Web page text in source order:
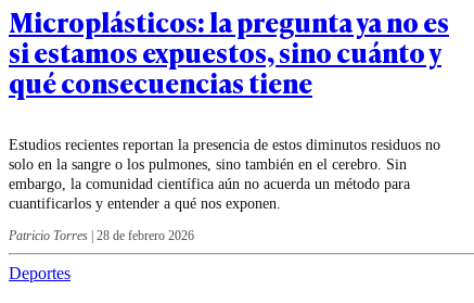
Microplásticos: la pregunta ya no es
si estamos expuestos, sino cuánto y
qué consecuencias tiene
Estudios recientes reportan la presencia de estos diminutos residuos no
solo en la sangre o los pulmones, sino también en el cerebro. Sin
embargo, la comunidad científica aún no acuerda un método para
cuantificarlos y entender a qué nos exponen.
Patricio Torres 28 de febrero 2026
Deportes